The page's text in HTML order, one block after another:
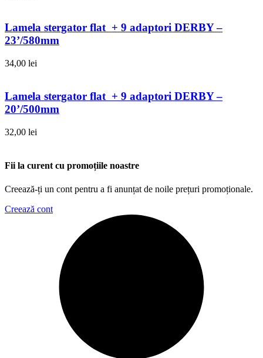
Lamela stergator flat + 9 adaptori DERBY –
23’/580mm
34,00 lei
Lamela stergator flat + 9 adaptori DERBY –
20’/500mm
32,00 lei
Fii la curent cu promoțiile noastre
Creează-ți un cont pentru a fi anunțat de noile prețuri promoționale.
Creează cont